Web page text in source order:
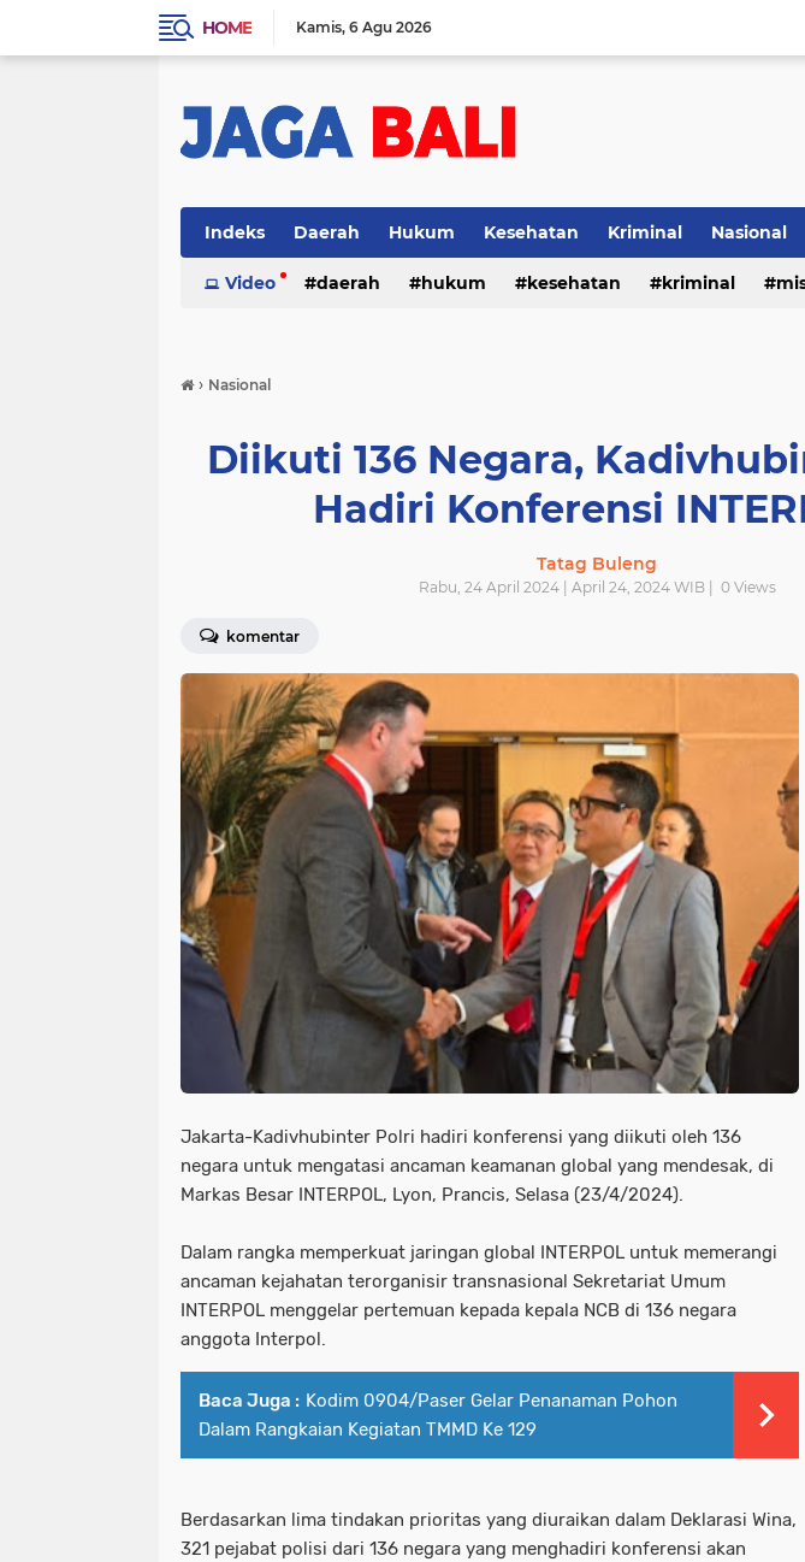
HOME Kamis 6 Agu 2026
Indeks Daerah Hukum Kesehatan Kriminal Nasional
Video daerah hukum kesehatan kriminal
› Nasional
Diikuti 136 Negara,
Hadiri Konferensi
Tatag Buleng
Rabu, 24 April 2024 | April 24, 2024 WIB | 0Views
komentar
Jakarta-Kadivhubinter Polri hadiri konferensi yang diikuti oleh 136
negara untuk mengatasi ancaman keamanan global yang mendesak, di
Markas Besar INTERPOL, Lyon, Prancis, Selasa (23/4/2024).
Dalam rangka memperkuat jaringan global INTERPOL untuk memerangi
ancaman kejahatan terorganisir transnasional Sekretariat Umum
INTERPOL menggelar pertemuan kepada kepala NCB di 136 negara
anggota Interpol.
Baca Juga : Kodim 0904/Paser Gelar Penanaman Pohon
Dalam Rangkaian Kegiatan TMMD Ke 129
Berdasarkan lima tindakan prioritas yang diuraikan dalam Deklarasi Wina,
321 pejabat polisi dari 136 negara yang menghadiri konferensi akan